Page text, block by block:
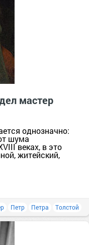
мастер
однозначно:
шума
веках, в это
житейский,
Петр Петра Толстой